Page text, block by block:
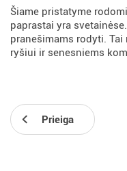
Šiame pristatyme
paprastai yra
pranešimams rodyti.
ryšiui ir senesniems
Prieiga